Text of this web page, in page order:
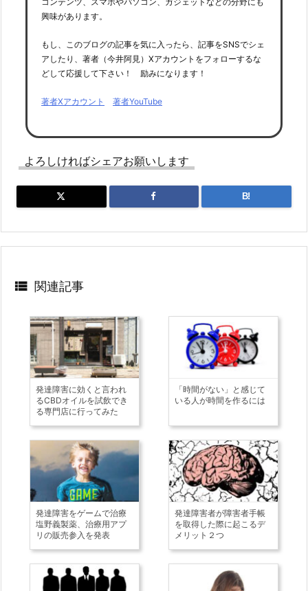
興味があります。
もし、このブログの記事を気に入ったら、記事をSNSでシェ
アしたり、著者（今井阿見）Xアカウントをフォローするな
どして応援して下さい！ 励みになります！
著者Xアカウント 著者YouTube
よろしければシェアお願いします
B!
 関連記事
発達障害に効くと言われ
るCBDオイルを試飲でき
る専門店に行ってみた
「時間がない」と感じて
いる人が時間を作るには
発達障害をゲームで治療
塩野義製薬、治療用アプ
リの販売参入を発表
発達障害者が障害者手帳
を取得した際に起こるデ
メリット２つ